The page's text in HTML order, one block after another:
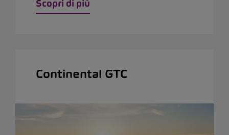
Scopri di più
Continental GTC